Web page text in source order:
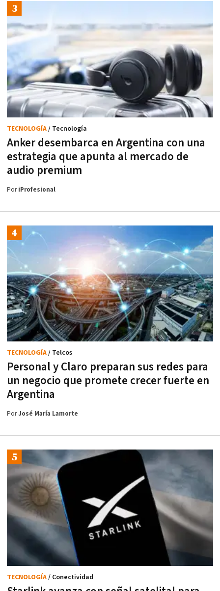
Anker desembarca en Argentina con una
estrategia que apunta al mercado de
audio premium
TECNOLOGÍA/ Tecnología
PoriProfesional
Personal y Claro preparan sus redes para
un negocio que promete crecer fuerte en
Argentina
TECNOLOGÍA/ Telcos
PorJosé María Lamorte
TECNOLOGÍA/ Conectividad